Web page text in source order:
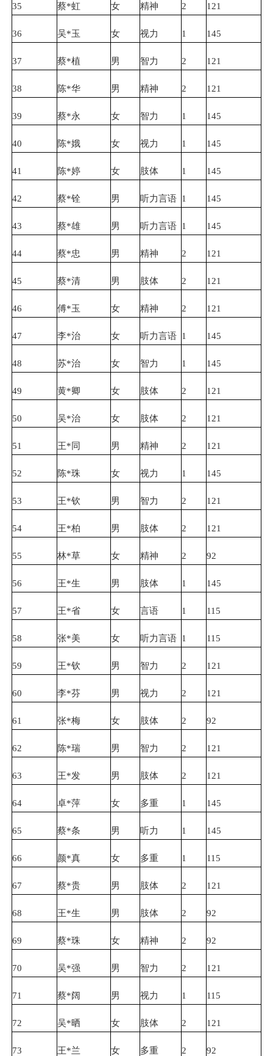
35 蔡*虹 女 精神 2 121
36 吴*玉 女 视力 1 145
37 蔡*植 男 智力 2 121
38 陈*华 男 精神 2 121
39 蔡*永 女 智力 1 145
40 陈*娥 女 视力 1 145
41 陈*婷 女 肢体 1 145
42 蔡*铨 男 听力言语 1 145
43 蔡*雄 男 听力言语 1 145
44 蔡*忠 男 精神 2 121
45 蔡*清 男 肢体 2 121
46 傅*玉 女 精神 2 121
47 李*治 女 听力言语 1 145
48 苏*治 女 智力 1 145
49 黄*卿 女 肢体 2 121
50 吴*治 女 肢体 2 121
51 王*同 男 精神 2 121
52 陈*珠 女 视力 1 145
53 王*钦 男 智力 2 121
54 王*柏 男 肢体 2 121
55 林*草 女 精神 2 92
56 王*生 男 肢体 1 145
57 王*省 女 言语 1 115
58 张*美 女 听力言语 1 115
59 王*钦 男 智力 2 121
60 李*芬 男 视力 2 121
61 张*梅 女 肢体 2 92
62 陈*瑞 男 智力 2 121
63 王*发 男 肢体 2 121
64 卓*萍 女 多重 1 145
65 蔡*条 男 听力 1 145
66 颜*真 女 多重 1 115
67 蔡*贵 男 肢体 2 121
68 王*生 男 肢体 2 92
69 蔡*珠 女 精神 2 92
70 吴*强 男 智力 2 121
71 蔡*阔 男 视力 1 115
72 吴*晒 女 肢体 2 121
73 王*兰 女 多重 2 92